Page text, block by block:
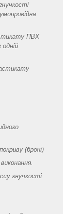
ПВХ
одній
(броні)
гнучкості